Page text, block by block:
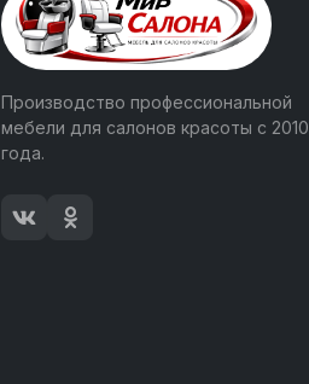
Производство профессиональной
мебели для салонов красоты с 2010
года.